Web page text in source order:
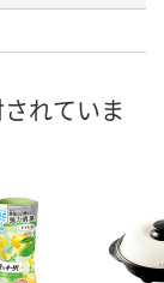
カ
れていま